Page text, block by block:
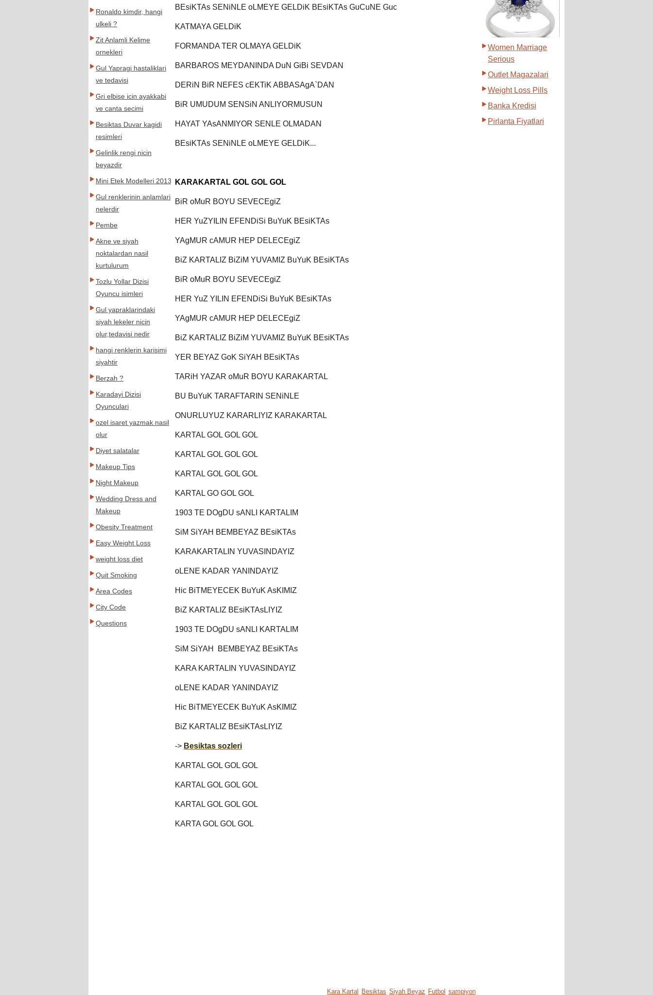
BEsiKTAs SENiNLE oLMEYE GELDiK BEsiKTAs GuCuNE Guc
KATMAYA GELDiK
FORMANDA TER OLMAYA GELDiK
BARBAROS MEYDANINDA DuN GiBi SEVDAN
DERiN BiR NEFES cEKTiK ABBASAgA`DAN
BiR UMUDUM SENSiN ANLIYORMUSUN
HAYAT YAsANMIYOR SENLE OLMADAN
BEsiKTAs SENiNLE oLMEYE GELDiK...
KARAKARTAL GOL GOL GOL
BiR oMuR BOYU SEVECEgiZ
HER YuZYILIN EFENDiSi BuYuK BEsiKTAs
YAgMUR cAMUR HEP DELECEgiZ
BiZ KARTALIZ BiZiM YUVAMIZ BuYuK BEsiKTAs
BiR oMuR BOYU SEVECEgiZ
HER YuZ YILIN EFENDiSi BuYuK BEsiKTAs
YAgMUR cAMUR HEP DELECEgiZ
BiZ KARTALIZ BiZiM YUVAMIZ BuYuK BEsiKTAs
YER BEYAZ GoK SiYAH BEsiKTAs
TARiH YAZAR oMuR BOYU KARAKARTAL
BU BuYuK TARAFTARIN SENiNLE
ONURLUYUZ KARARLIYIZ KARAKARTAL
KARTAL GOL GOL GOL
KARTAL GOL GOL GOL
KARTAL GOL GOL GOL
KARTAL GO GOL GOL
1903 TE DOgDU sANLI KARTALIM
SiM SiYAH BEMBEYAZ BEsiKTAs
KARAKARTALIN YUVASINDAYIZ
oLENE KADAR YANINDAYIZ
Hic BiTMEYECEK BuYuK AsKIMIZ
BiZ KARTALIZ BEsiKTAsLIYIZ
1903 TE DOgDU sANLI KARTALIM
SiM SiYAH BEMBEYAZ BEsiKTAs
KARA KARTALIN YUVASINDAYIZ
oLENE KADAR YANINDAYIZ
Hic BiTMEYECEK BuYuK AsKIMIZ
BiZ KARTALIZ BEsiKTAsLIYIZ
-> Besiktas sozleri
KARTAL GOL GOL GOL
KARTAL GOL GOL GOL
KARTAL GOL GOL GOL
KARTA GOL GOL GOL
Kara Kartal Besiktas Siyah Beyaz Futbol sampiyon
Women Marriage
Serious
Outlet Magazalari
Weight Loss Pills
Banka Kredisi
Pirlanta Fiyatlari
Ronaldo kimdir, hangi
ulkeli ?
Zit Anlamli Kelime
ornekleri
Gul Yapragi hastaliklari
ve tedavisi
Gri elbise icin ayakkabi
ve canta secimi
Besiktas Duvar kagidi
resimleri
Gelinlik rengi nicin
beyazdir
Mini Etek Modelleri 2013
Gul renklerinin anlamlari
nelerdir
Pembe
Akne ve siyah
noktalardan nasil
kurtulurum
Tozlu Yollar Dizisi
Oyuncu isimleri
Gul yapraklarindaki
siyah lekeler nicin
olur,tedavisi nedir
hangi renklerin karisimi
siyahtir
Berzah ?
Karadayi Dizisi
Oyunculari
ozel isaret yazmak nasil
olur
Diyet salatalar
Makeup Tips
Night Makeup
Wedding Dress and
Makeup
Obesity Treatment
Easy Weight Loss
weight loss diet
Quit Smoking
Area Codes
City Code
Questions